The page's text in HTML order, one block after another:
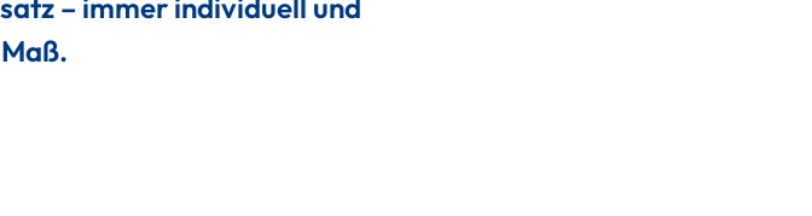
– immer individuell und